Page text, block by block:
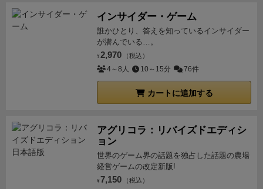
インサイダー・ゲーム
誰かひとり、答えを知っているインサイダー
が潜んでいる…。
¥ 2,970 （税込）
4～8人 10～15分 76件
カートに追加する
アグリコラ：リバイズドエディシ
ョン
世界のゲーム界の話題を独占した話題の農場
経営ゲームの改定新版!
¥ 7,150 （税込）